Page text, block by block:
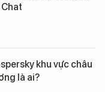
khu vực châu
là ai?